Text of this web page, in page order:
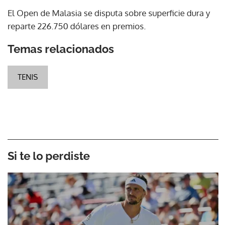
El Open de Malasia se disputa sobre superficie dura y
reparte 226.750 dólares en premios.
Temas relacionados
TENIS
Si te lo perdiste